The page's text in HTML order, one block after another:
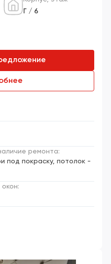
Г / 6
ремонта:
под покраску, потолок -